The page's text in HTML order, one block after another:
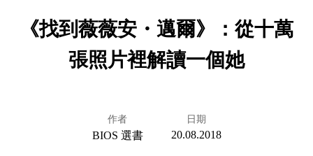
《找到薇薇安・邁爾》：從十萬
張照片裡解讀一個她
作者
BIOS 選書
日期
20.08.2018